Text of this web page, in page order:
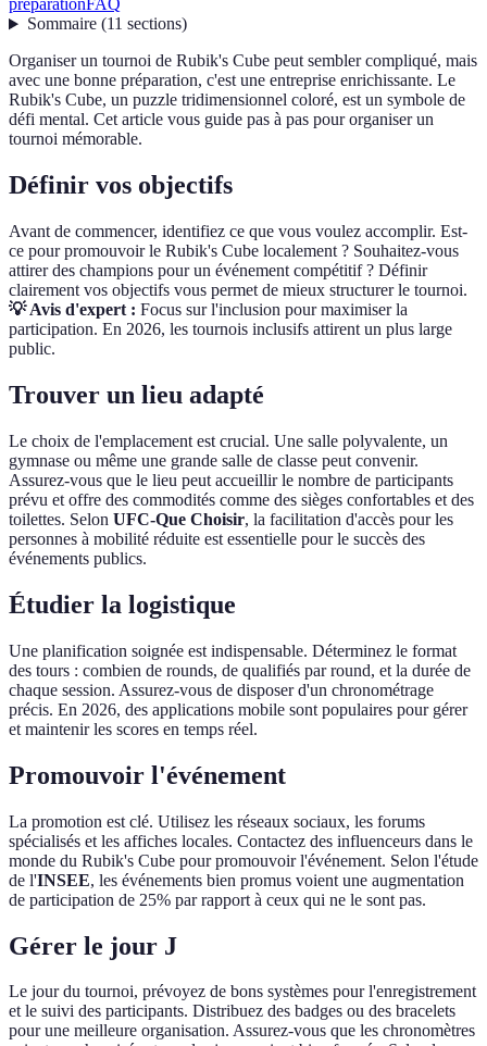
préparationFAQ
Sommaire(11 sections)
Organiser un tournoi de Rubik's Cube peut sembler compliqué, mais
avec une bonne préparation, c'est une entreprise enrichissante. Le
Rubik's Cube, un puzzle tridimensionnel coloré, est un symbole de
défi mental. Cet article vous guide pas à pas pour organiser un
tournoi mémorable.
Définir vos objectifs
Avant de commencer, identifiez ce que vous voulez accomplir. Est-
ce pour promouvoir le Rubik's Cube localement ? Souhaitez-vous
attirer des champions pour un événement compétitif ? Définir
clairement vos objectifs vous permet de mieux structurer le tournoi.
💡 Avis d'expert : Focus sur l'inclusion pour maximiser la
participation. En 2026, les tournois inclusifs attirent un plus large
public.
Trouver un lieu adapté
Le choix de l'emplacement est crucial. Une salle polyvalente, un
gymnase ou même une grande salle de classe peut convenir.
Assurez-vous que le lieu peut accueillir le nombre de participants
prévu et offre des commodités comme des sièges confortables et des
toilettes. Selon UFC-Que Choisir, la facilitation d'accès pour les
personnes à mobilité réduite est essentielle pour le succès des
événements publics.
Étudier la logistique
Une planification soignée est indispensable. Déterminez le format
des tours : combien de rounds, de qualifiés par round, et la durée de
chaque session. Assurez-vous de disposer d'un chronométrage
précis. En 2026, des applications mobile sont populaires pour gérer
et maintenir les scores en temps réel.
Promouvoir l'événement
La promotion est clé. Utilisez les réseaux sociaux, les forums
spécialisés et les affiches locales. Contactez des influenceurs dans le
monde du Rubik's Cube pour promouvoir l'événement. Selon l'étude
de l'INSEE, les événements bien promus voient une augmentation
de participation de 25% par rapport à ceux qui ne le sont pas.
Gérer le jour J
Le jour du tournoi, prévoyez de bons systèmes pour l'enregistrement
et le suivi des participants. Distribuez des badges ou des bracelets
pour une meilleure organisation. Assurez-vous que les chronomètres